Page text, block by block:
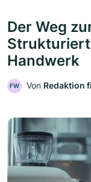
Der Weg
Handwerk
FW Von Redaktion